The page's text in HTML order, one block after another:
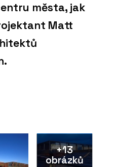
města, jak
Matt
+13
obrázků